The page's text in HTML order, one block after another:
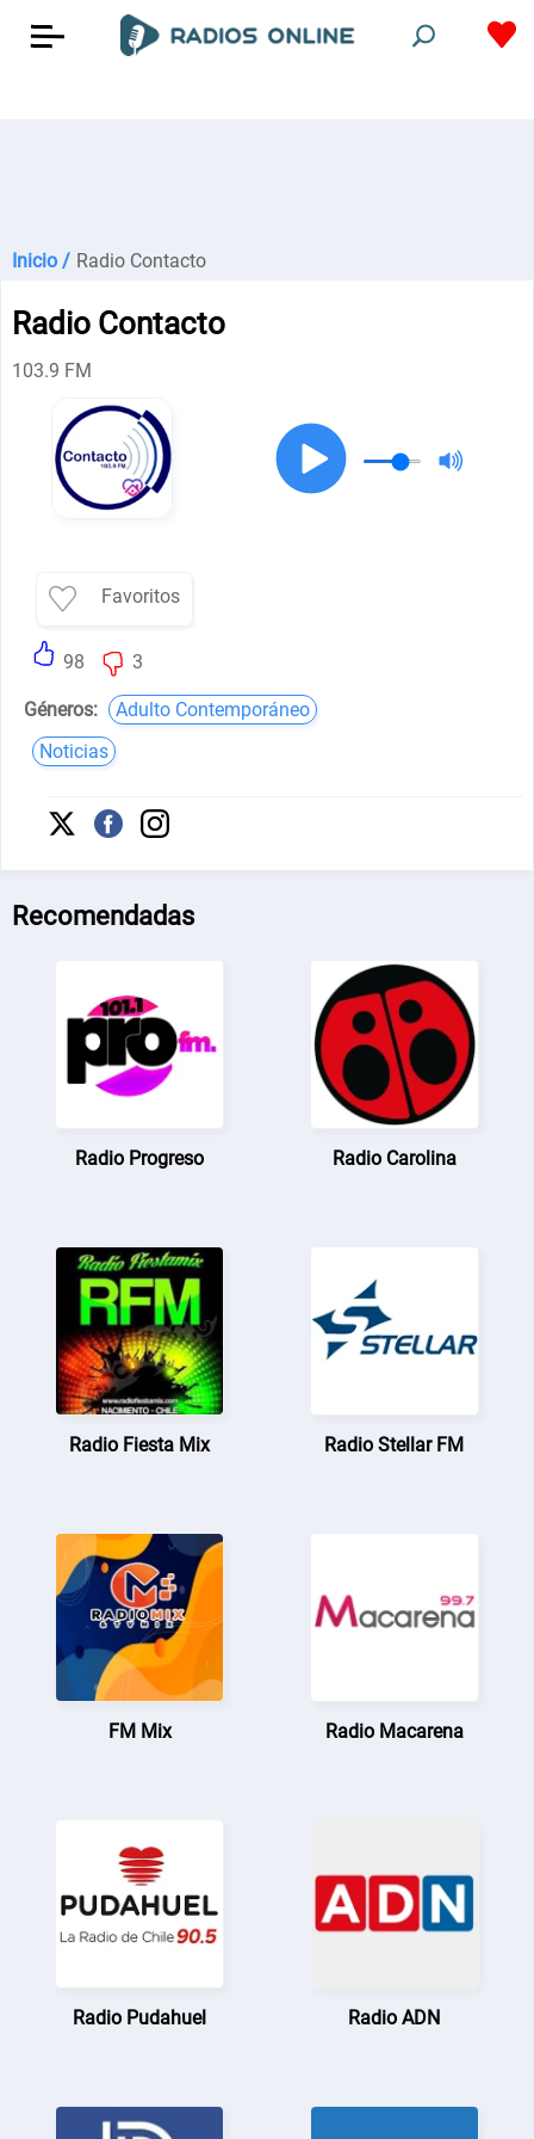
Inicio / Radio Contacto
Radio Contacto
103.9 FM
Favoritos
98 3
Géneros:
Adulto Contemporáneo
Noticias
Recomendadas
Radio Progreso Radio Carolina
Radio Fiesta Mix Radio Stellar FM
FM Mix Radio Macarena
Radio Pudahuel Radio ADN